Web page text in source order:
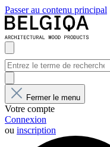
Passer au contenu principal
Fermer le menu
Votre compte
Connexion
ou inscription